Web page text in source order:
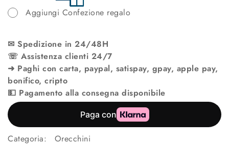
Aggiungi Confezione regalo
✉ Spedizione in 24/48H
☏ Assistenza clienti 24/7
➜ Paghi con carta, paypal, satispay, gpay, apple pay,
bonifico, cripto
💵 Pagamento alla consegna disponibile
Categoria:
Orecchini